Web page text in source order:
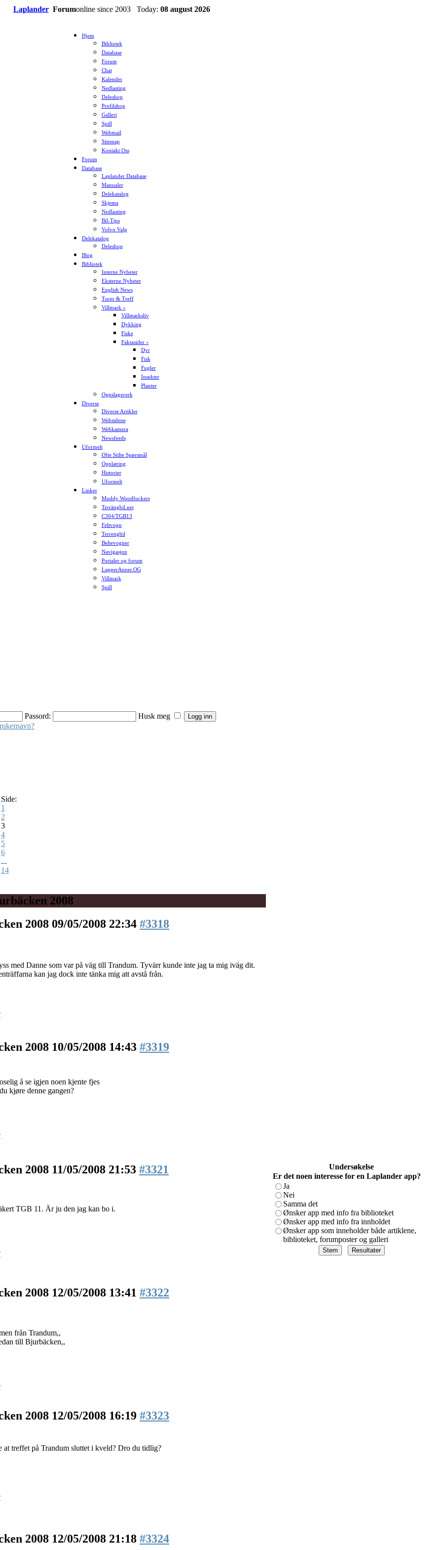
Laplander Forumonline since 2003 Today: 08 august 2026
Hjem
Bibliotek
Database
Forum
Chat
Kalender
Nedlasting
Deleshop
Profilshop
Galleri
Spill
Webmail
Sitemap
Kontakt Oss
Forum
Database
Laplander Database
Manualer
Delekatalog
Skjema
Nedlasting
Bil-Tips
Volvo Valp
Delekatalog
Deleshop
Blog
Bibliotek
Interne Nyheter
Eksterne Nyheter
English News
Turer & Treff
Villmark »
Villmarksliv
Dykking
Fiske
Faktasider »
Dyr
Fisk
Fugler
Insekter
Planter
Oppslagsverk
Diverse
Diverse Artikler
Websidene
Webkamera
Newsfeeds
Uformelt
Ofte Stilte Spørsmål
Opplæring
Historier
Uformelt
Linker
Muddy Woodfuckers
Terrängbil.net
C304/TGB13
Feltvogn
Terrengbil
Beltevogner
Navigasjon
Portaler og forum
LapperAnner.OG
Villmark
Spill
Passord:
Husk meg
Side:
1
2
3
4
5
6
...
14
2008
2008 09/05/2008 22:34 #3318
med Danne som var på väg till Trandum. Tyvärr kunde inte jag ta mig iväg dit.
kan jag dock inte tänka mig att avstå från.
2008 10/05/2008 14:43 #3319
å se igjen noen kjente fjes
kjøre denne gangen?
2008 11/05/2008 21:53 #3321
TGB 11. Är ju den jag kan bo i.
2008 12/05/2008 13:41 #3322
från Trandum,,
till Bjurbäcken,,
2008 12/05/2008 16:19 #3323
at treffet på Trandum sluttet i kveld? Dro du tidlig?
2008 12/05/2008 21:18 #3324
Undersøkelse
Er det noen interesse for en Laplander app?
Ja
Nei
Samma det
Ønsker app med info fra biblioteket
Ønsker app med info fra innholdet
Ønsker app som inneholder både artiklene,
biblioteket, forumposter og galleri